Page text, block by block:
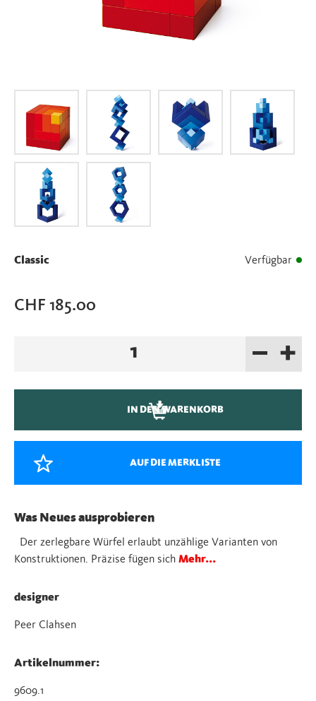
Classic Verfügbar
CHF 185.00
+
–
IN DEN WARENKORB
AUF DIE MERKLISTE
Was Neues ausprobieren
Der zerlegbare Würfel erlaubt unzählige Varianten von
Konstruktionen. Präzise fügen sich Mehr...
designer
Peer Clahsen
Artikelnummer:
9609.1